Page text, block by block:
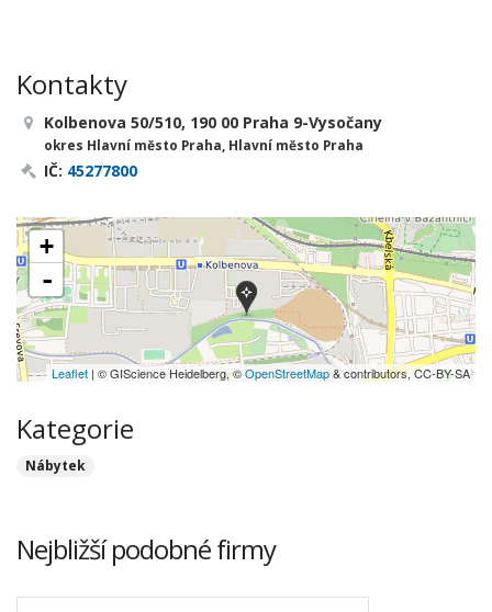
Kontakty
Kolbenova 50/510, 190 00 Praha 9-Vysočany
okres Hlavní město Praha, Hlavní město Praha
IČ: 45277800
+
-
Leaflet| © GIScience Heidelberg, ©OpenStreetMap& contributors, CC-BY-SA
Kategorie
Nábytek
Nejbližší podobné firmy